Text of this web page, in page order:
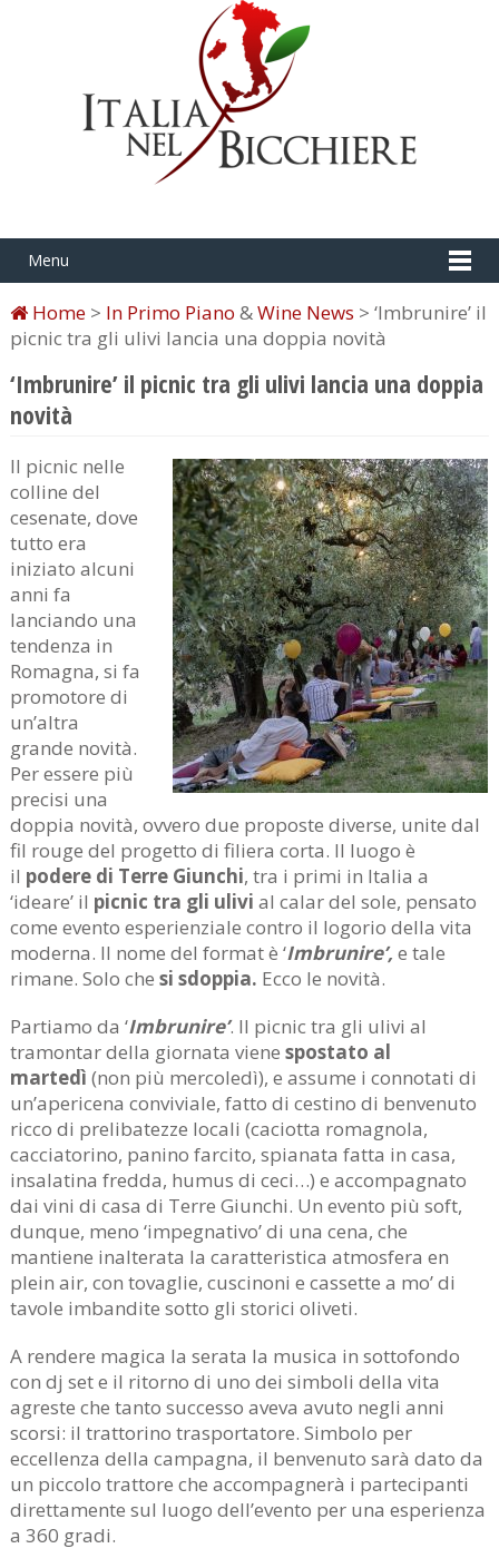
Menu
Home> In Primo Piano &Wine News > ‘Imbrunire’ il
picnic tra gli ulivi lancia una doppia novità
‘Imbrunire’ il picnic tra gli ulivi lancia una doppia
novità
Il picnic nelle
colline del
cesenate, dove
tutto era
iniziato alcuni
anni fa
lanciando una
tendenza in
Romagna, si fa
promotore di
un’altra
grande novità.
Per essere più
precisi una
doppia novità, ovvero due proposte diverse, unite dal
fil rouge del progetto di filiera corta. Il luogo è
il podere di Terre Giunchi, tra i primi in Italia a
‘ideare’ il picnic tra gli ulivi al calar del sole, pensato
come evento esperienziale contro il logorio della vita
moderna. Il nome del format è ‘Imbrunire’, e tale
rimane. Solo che si sdoppia. Ecco le novità.
Partiamo da ‘Imbrunire’. Il picnic tra gli ulivi al
tramontar della giornata viene spostato al
martedì (non più mercoledì), e assume i connotati di
un’apericena conviviale, fatto di cestino di benvenuto
ricco di prelibatezze locali (caciotta romagnola,
cacciatorino, panino farcito, spianata fatta in casa,
insalatina fredda, humus di ceci…) e accompagnato
dai vini di casa di Terre Giunchi. Un evento più soft,
dunque, meno ‘impegnativo’ di una cena, che
mantiene inalterata la caratteristica atmosfera en
plein air, con tovaglie, cuscinoni e cassette a mo’ di
tavole imbandite sotto gli storici oliveti.
A rendere magica la serata la musica in sottofondo
con dj set e il ritorno di uno dei simboli della vita
agreste che tanto successo aveva avuto negli anni
scorsi: il trattorino trasportatore. Simbolo per
eccellenza della campagna, il benvenuto sarà dato da
un piccolo trattore che accompagnerà i partecipanti
direttamente sul luogo dell’evento per una esperienza
a 360 gradi.